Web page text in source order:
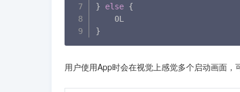
}
else {
}
用户使用App时会在视觉上感觉多个启动画面，